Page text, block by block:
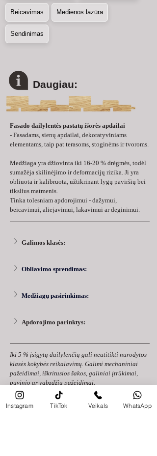
Beicavimas Medienos lazūra
Sendinimas
Daugiau:
Fasado dailylentės pastatų išorės apdailai
- Fasadams, sienų apdailai, dekoratyviniams
elementams, taip pat terasoms, stoginėms ir tvoroms.
Medžiaga yra džiovinta iki 16-20 % drėgmės, todėl
sumažėja skilinėjimo ir deformacijų rizika. Ji yra
obliuota ir kalibruota, užtikrinant lygų paviršių bei
tikslius matmenis.
Tinka tolesniam apdorojimui - dažymui,
beicavimui, aliejavimui, lakavimui ar deginimui.
Galimos klasės:
Obliavimo sprendimas:
Medžiagų pasirinkimas:
Apdorojimo parinktys:
Iki 5 % įsigytų dailylenčių gali neatitikti nurodytos
klasės kokybės reikalavimų. Galimi mechaniniai
pažeidimai, iškritusios šakos, galiniai įtrūkimai,
puvinio ar vabzdžių pažeidimai.
Prieš pirkdami pasikonsultuokite su pardavėju
arba gamintoju, kad gautumėte konkrečias
Instagram TikTok Veikals WhatsApp